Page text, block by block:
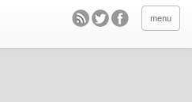
menu